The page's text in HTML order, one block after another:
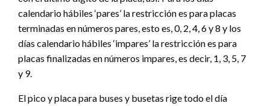
calendario hábiles ‘pares’ la restricción es para placas
terminadas en números pares, esto es, 0, 2, 4, 6 y 8 y los
días calendario hábiles ‘impares’ la restricción es para
placas finalizadas en números impares, es decir, 1, 3, 5, 7
y 9.
El pico y placa para buses y busetas rige todo el día